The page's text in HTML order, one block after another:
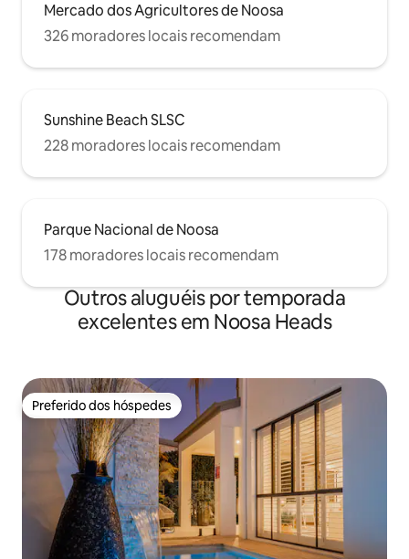
Mercado dos Agricultores de Noosa
326 moradores locais recomendam
Sunshine Beach SLSC
228 moradores locais recomendam
Parque Nacional de Noosa
178 moradores locais recomendam
Outros aluguéis por temporada
excelentes em Noosa Heads
Preferido dos hóspedes
Preferido dos hóspedes